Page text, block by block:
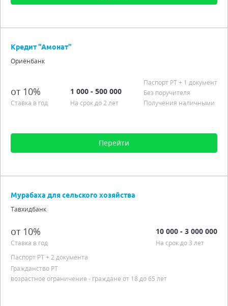
Процентная ставка от 8,00%
Аннуитетные платежи
Возраст от 18
Подробно
Кредит "Амонат"
Ориёнбанк
от 10%
Ставка в год
1 000 - 500 000
На срок до 2 лет
Паспорт РT + 1 документ
Без поручителя
Получения наличными
Перейти
Процентная ставка от 10,00%
Без поручителя
Получения наличными
Аннуитетные платежи
Гражданство РТ
Подробно
Мурабаха для сельского хозяйства
Тавхидбанк
от 10%
Ставка в год
10 000 - 3 000 000
На срок до 3 лет
Паспорт РT+ 2 документа
Гражданство РТ
возрастное ограничение - граждане от 18 до 65 лет